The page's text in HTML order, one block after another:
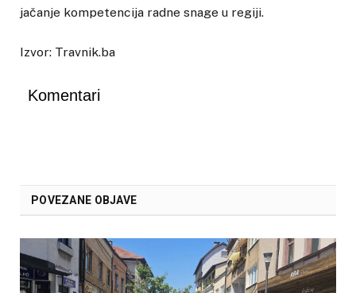
jačanje kompetencija radne snage u regiji.
Izvor: Travnik.ba
Komentari
POVEZANE OBJAVE